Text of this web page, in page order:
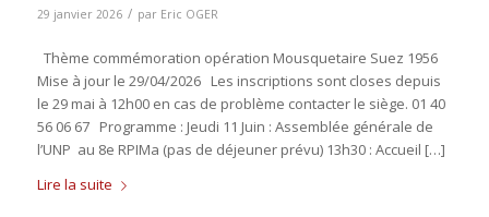
29 janvier 2026 / par Eric OGER
Thème commémoration opération Mousquetaire Suez 1956
Mise à jour le 29/04/2026 Les inscriptions sont closes depuis
le 29 mai à 12h00 en cas de problème contacter le siège. 01 40
56 06 67 Programme : Jeudi 11 Juin : Assemblée générale de
l’UNP au 8e RPIMa (pas de déjeuner prévu) 13h30 : Accueil […]
Lire la suite